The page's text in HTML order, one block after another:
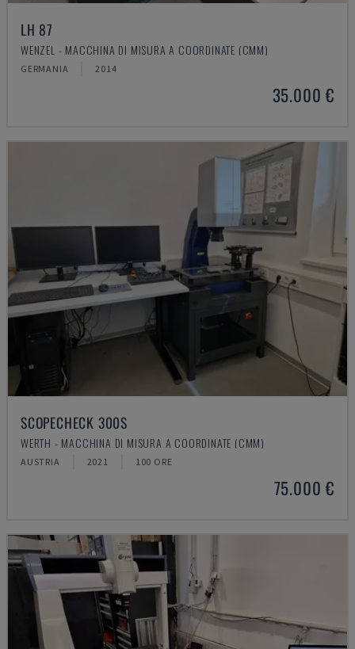
LH 87
WENZEL - MACCHINA DI MISURA A COORDINATE (CMM)
GERMANIA 2014
35.000 €
SCOPECHECK 300S
WERTH - MACCHINA DI MISURA A COORDINATE (CMM)
AUSTRIA 2021 100 ORE
75.000 €